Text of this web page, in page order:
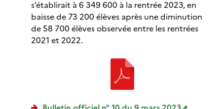
s’établirait à 6 349 600 à la rentrée 2023, en
baisse de 73 200 élèves après une diminution
de 58 700 élèves observée entre les rentrées
2021 et 2022.